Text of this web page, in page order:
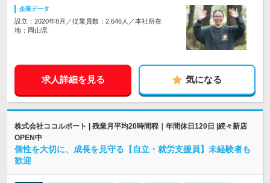
企業データ
設立：2020年8月／従業員数：2,646人／本社所在
地：岡山県
求人詳細を見る 気になる
株式会社ココルポート | 残業月平均20時間程｜年間休日120日 |続々新店
OPEN中
個性を大切に、成長を見守る【自立・就労支援員】未経験者も
歓迎